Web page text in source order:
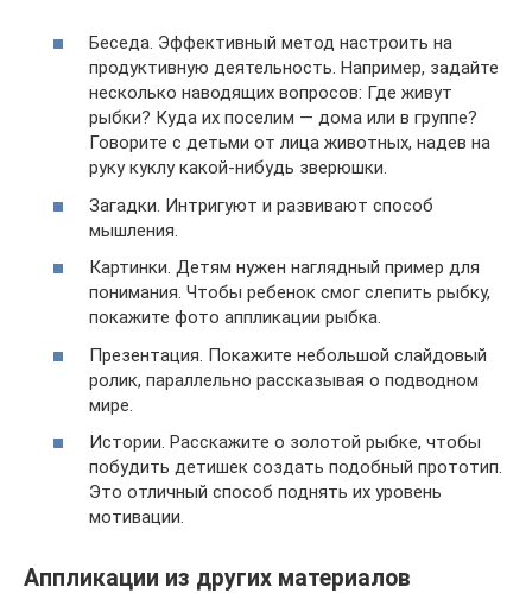
Беседа. Эффективный метод настроить на
продуктивную деятельность. Например, задайте
несколько наводящих вопросов: Где живут
рыбки? Куда их поселим — дома или в группе?
Говорите с детьми от лица животных, надев на
руку куклу какой-нибудь зверюшки.
Загадки. Интригуют и развивают способ
мышления.
Картинки. Детям нужен наглядный пример для
понимания. Чтобы ребенок смог слепить рыбку,
покажите фото аппликации рыбка.
Презентация. Покажите небольшой слайдовый
ролик, параллельно рассказывая о подводном
мире.
Истории. Расскажите о золотой рыбке, чтобы
побудить детишек создать подобный прототип.
Это отличный способ поднять их уровень
мотивации.
Аппликации из других материалов